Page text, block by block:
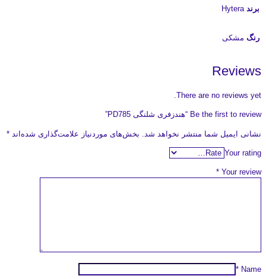
برند Hytera
رنگ مشکی
Reviews
There are no reviews yet.
Be the first to review “هندزفری شلنگی PD785”
نشانی ایمیل شما منتشر نخواهد شد. بخش‌های موردنیاز علامت‌گذاری شده‌اند *
Your rating
Your review
*
Name
*